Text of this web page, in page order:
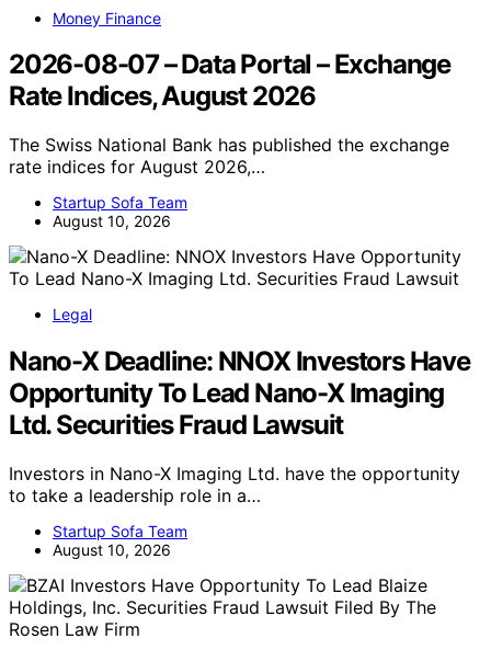
Money Finance
2026-08-07 – Data Portal – Exchange
Rate Indices, August 2026
The Swiss National Bank has published the exchange
rate indices for August 2026,…
Startup Sofa Team
August 10, 2026
Legal
Nano-X Deadline: NNOX Investors Have
Opportunity To Lead Nano-X Imaging
Ltd. Securities Fraud Lawsuit
Investors in Nano-X Imaging Ltd. have the opportunity
to take a leadership role in a…
Startup Sofa Team
August 10, 2026